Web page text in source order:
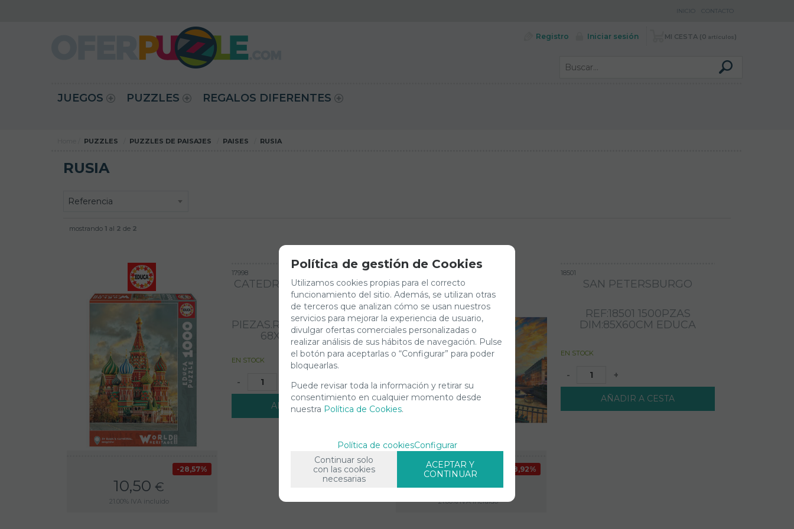
Registro Iniciar sesión MI CESTA 0 artículos
INICIO CONTACTO
JUEGOS PUZZLES REGALOS DIFERENTES
PUZZLES PUZZLES DE PAISAJES PAISES RUSIA
RUSIA
mostrando 1 al 2 de 2
28,57%
10,50 €
21.00% IVA incluido
17998
CATEDRAL DE SAN BASILIO
- MOSCÚ
1000
PIEZAS.REF17998.DIMENSIONES:
68X48 CM.EDUCA
EN STOCK
-
AÑADIR A CESTA
28,92%
14,50 €
21.00%IVA incluido
18501
SAN PETERSBURGO
REF:18501 1500PZAS
DIM:85X60CM EDUCA
EN STOCK
- +
AÑADIR A CESTA
Política de gestión de Cookies
Utilizamos cookies propias para el correcto
funcionamiento del sitio. Además, se utilizan otras
de terceros que analizan cómo se usan nuestros
servicios para mejorar la experiencia de usuario,
divulgar ofertas comerciales personalizadas o
realizar análisis de sus hábitos de navegación. Pulse
el botón para aceptarlas o “Configurar” para poder
bloquearlas.
Puede revisar toda la información y retirar su
consentimiento en cualquier momento desde
nuestra Política de Cookies.
Política de cookiesConfigurar
Continuar solo
con las cookies
necesarias
ACEPTAR Y
CONTINUAR